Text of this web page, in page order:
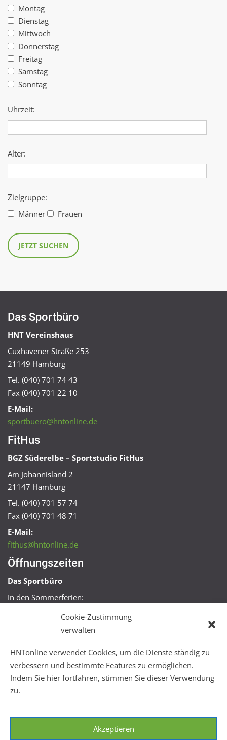
Cookie-Zustimmung
verwalten
HNTonline verwendet Cookies, um die Dienste ständig zu
verbessern und bestimmte Features zu ermöglichen.
Indem Sie hier fortfahren, stimmen Sie dieser Verwendung
zu.
Akzeptieren
Montag
Dienstag
Mittwoch
Donnerstag
Freitag
Samstag
Sonntag
Uhrzeit:
Alter:
Zielgruppe:
Männer
Frauen
Das Sportbüro
HNT Vereinshaus
Cuxhavener Straße 253
21149 Hamburg
Tel. (040) 701 74 43
Fax (040) 701 22 10
E-Mail:
sportbuero@hntonline.de
FitHus
BGZ Süderelbe – Sportstudio FitHus
Am Johannisland 2
21147 Hamburg
Tel. (040) 701 57 74
Fax (040) 701 48 71
E-Mail:
fithus@hntonline.de
Öffnungszeiten
Das Sportbüro
In den Sommerferien:
Mo + Mi 16:00 – 18:00 Uhr
Mo – Fr 08:00 – 22:00 Uhr
Sa + So 10:00 – 18:00 Uhr